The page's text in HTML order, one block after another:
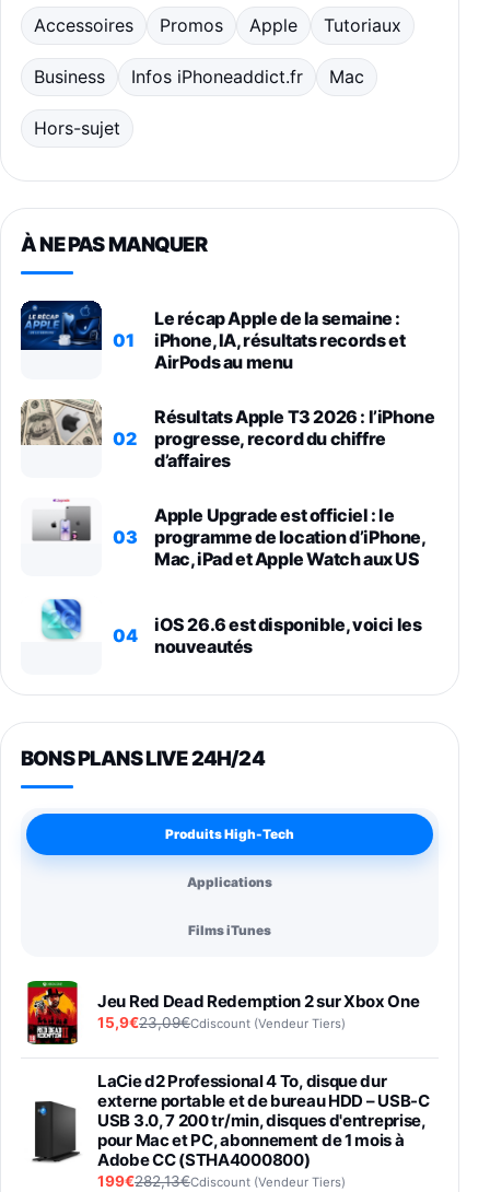
Accessoires Promos Apple Tutoriaux
Business Infos iPhoneaddict.fr Mac
Hors-sujet
À NE PAS MANQUER
01
Le récap Apple de la semaine :
iPhone, IA, résultats records et
AirPods au menu
02
Résultats Apple T3 2026 : l’iPhone
progresse, record du chiffre
d’affaires
03
Apple Upgrade est officiel : le
programme de location d’iPhone,
Mac, iPad et Apple Watch aux US
04
iOS 26.6 est disponible, voici les
nouveautés
BONS PLANS LIVE 24H/24
Produits High-Tech
Applications
Films iTunes
Jeu Red Dead Redemption 2 sur Xbox One
15,9€23,09€Cdiscount (Vendeur Tiers)
LaCie d2 Professional 4 To, disque dur
externe portable et de bureau HDD – USB-C
USB 3.0, 7 200 tr/min, disques d'entreprise,
pour Mac et PC, abonnement de 1 mois à
Adobe CC (STHA4000800)
199€282,13€Cdiscount (Vendeur Tiers)